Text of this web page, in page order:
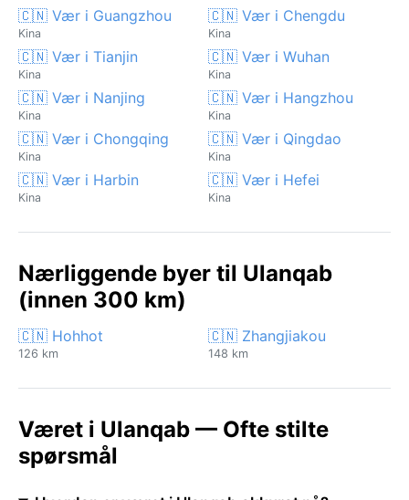
🇨🇳 Vær i Guangzhou
Kina
🇨🇳 Vær i Chengdu
Kina
🇨🇳 Vær i Tianjin
Kina
🇨🇳 Vær i Wuhan
Kina
🇨🇳 Vær i Nanjing
Kina
🇨🇳 Vær i Hangzhou
Kina
🇨🇳 Vær i Chongqing
Kina
🇨🇳 Vær i Qingdao
Kina
🇨🇳 Vær i Harbin
Kina
🇨🇳 Vær i Hefei
Kina
Nærliggende byer til Ulanqab
(innen 300 km)
🇨🇳 Hohhot
126 km
🇨🇳 Zhangjiakou
148 km
Været i Ulanqab — Ofte stilte
spørsmål